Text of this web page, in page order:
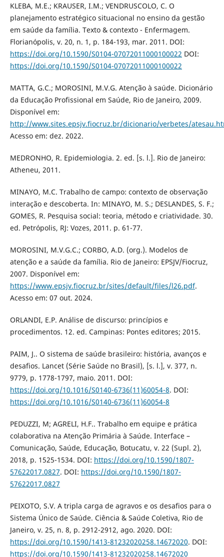
KLEBA, M.E.; KRAUSER, I.M.; VENDRUSCOLO, C. O
planejamento estratégico situacional no ensino da gestão
em saúde da família. Texto & contexto - Enfermagem.
Florianópolis, v. 20, n. 1, p. 184-193, mar. 2011. DOI:
https://doi.org/10.1590/S0104-07072011000100022 DOI:
https://doi.org/10.1590/S0104-07072011000100022
MATTA, G.C.; MOROSINI, M.V.G. Atenção à saúde. Dicionário
da Educação Profissional em Saúde, Rio de Janeiro, 2009.
Disponível em:
http://www.sites.epsjv.fiocruz.br/dicionario/verbetes/
Acesso em: dez. 2022.
MEDRONHO, R. Epidemiologia. 2. ed. [s. l.]. Rio de Janeiro:
Atheneu, 2011.
MINAYO, M.C. Trabalho de campo: contexto de observação
interação e descoberta. In: MINAYO, M. S.; DESLANDES, S. F.;
GOMES, R. Pesquisa social: teoria, método e criatividade. 30.
ed. Petrópolis, RJ: Vozes, 2011. p. 61-77.
MOROSINI, M.V.G.C.; CORBO, A.D. (org.). Modelos de
atenção e a saúde da família. Rio de Janeiro: EPSJV/Fiocruz,
2007. Disponível em:
https://www.epsjv.fiocruz.br/sites/default/files/l26.pdf.
Acesso em: 07 out. 2024.
ORLANDI, E.P. Análise de discurso: princípios e
procedimentos. 12. ed. Campinas: Pontes editores; 2015.
PAIM, J.. O sistema de saúde brasileiro: história, avanços e
desafios. Lancet (Série Saúde no Brasil), [s. l.], v. 377, n.
9779, p. 1778-1797, maio. 2011. DOI:
https://doi.org/10.1016/S0140-6736(11)60054-8. DOI:
https://doi.org/10.1016/S0140-6736(11)60054-8
PEDUZZI, M; AGRELI, H.F.. Trabalho em equipe e prática
colaborativa na Atenção Primária à Saúde. Interface –
Comunicação, Saúde, Educação, Botucatu, v. 22 (Supl. 2),
2018, p. 1525-1534. DOI: https://doi.org/10.1590/1807-
57622017.0827. DOI: https://doi.org/10.1590/1807-
57622017.0827
PEIXOTO, S.V. A tripla carga de agravos e os desafios para o
Sistema Único de Saúde. Ciência & Saúde Coletiva, Rio de
Janeiro, v. 25, n. 8, p. 2912-2912, ago. 2020. DOI:
https://doi.org/10.1590/1413-81232020258.14672020. DOI:
https://doi.org/10.1590/1413-81232020258.14672020